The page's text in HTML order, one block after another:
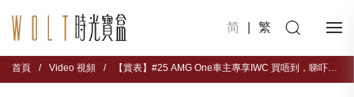
简 繁
首頁 / Video 視頻 / 【賞表】#25 AMG One車主專享IWC 買唔到，睇吓都好！